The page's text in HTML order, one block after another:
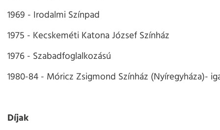
1969 - Irodalmi Színpad
1975 - Kecskeméti Katona József Színház
1976 - Szabadfoglalkozású
1980-84 - Móricz Zsigmond Színház (Nyíregyháza)-
Díjak